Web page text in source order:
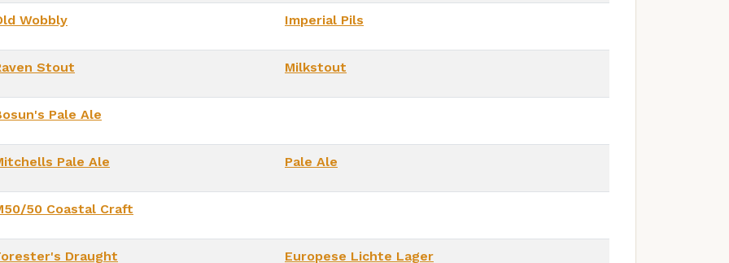
Wobbly Imperial Pils
Stout Milkstout
Pale Ale
Pale Ale Pale Ale
50 Coastal Craft
Draught Europese Lichte Lager